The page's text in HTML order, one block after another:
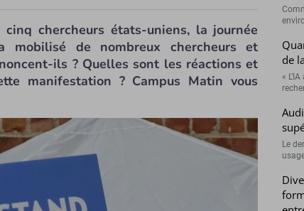
chercheurs états-uniens, la journée
de nombreux chercheurs et
ils ? Quelles sont les réactions et
manifestation ? Campus Matin vous
de
«
Le